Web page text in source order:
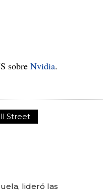
sobre Nvidia.
Street
lideró las